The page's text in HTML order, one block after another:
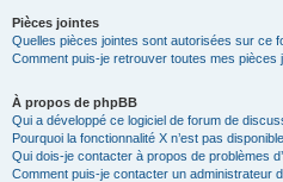
Pièces jointes
Quelles pièces jointes sont autorisées sur ce
Comment puis-je retrouver toutes mes pièces
À propos de phpBB
Qui a développé ce logiciel de forum de
Pourquoi la fonctionnalité X n’est pas
Qui dois-je contacter à propos de problèmes
Comment puis-je contacter un administrateur